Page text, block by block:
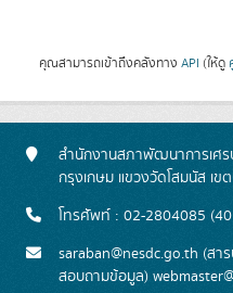
คุณสามารถเข้าถึงคลังทาง API (ให้ดู
สำนักงานสภาพัฒนาการเศ
กรุงเกษม แขวงวัดโสมนัส เ
โทรศัพท์ : 02-2804085
saraban@nesdc.go.th (ส
สอบถามข้อมูล)